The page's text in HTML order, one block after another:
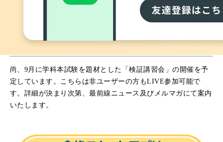
尚、9月に学科本試験を題材とした「検証講習会」の開催を予
定しています。こちらは非ユーザーの方もLIVE参加可能で
す。詳細が決まり次第、最前線ニュース及びメルマガにて案内
いたします。